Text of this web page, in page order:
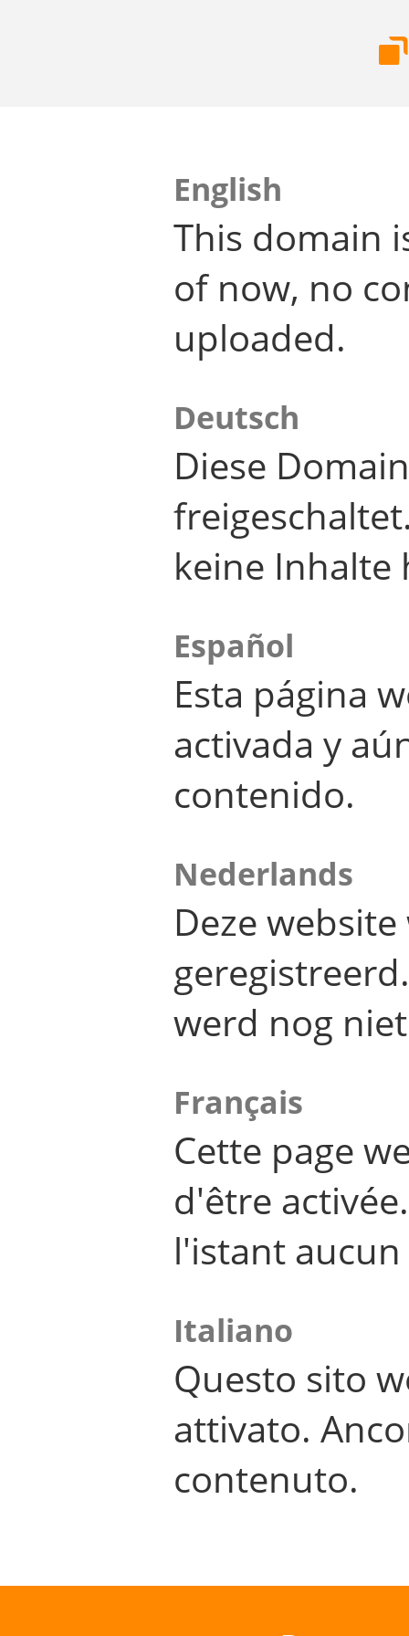
English
This domain
of now, no
uploaded.
Deutsch
Diese
keine Inhalte
Español
Esta página
activada y
contenido.
Nederlands
Deze
werd nog
Français
Cette page
d'être
l'istant
Italiano
Questo sito
attivato.
contenuto.